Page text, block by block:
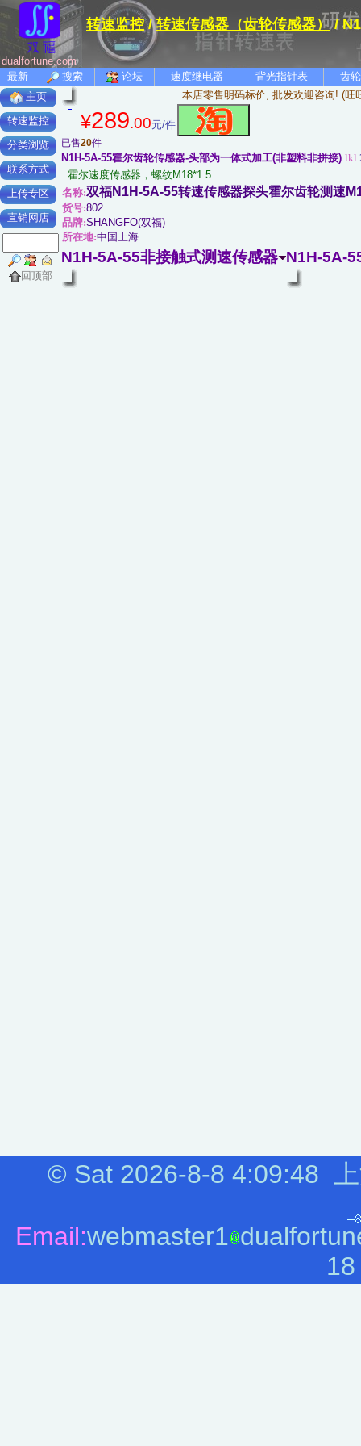
dualfortune.com
转速监控/转速传感器（齿轮传感器）/
最新 搜索 论坛 速度继电器 背光指针表
齿
主页
转速监控
分类浏览
联系方式
上传专区
直销网店
回顶部
本店零售明码标价, 批发欢迎咨询! (旺
¥289.00元/件
已售20件
N1H-5A-55霍尔齿轮传感器-头部为一体式加工(非塑料非拼接) lkl
霍尔速度传感器，螺纹M18*1.5
名称:双福N1H-5A-55转速传感器探头霍尔齿轮测速
货号:802
品牌:SHANGFO(双福)
所在地:中国上海
N1H-5A-55非接触式测速传感器 N1H-5A-
© Sat 2026-8-8 4:09:48
Email:webmaster1